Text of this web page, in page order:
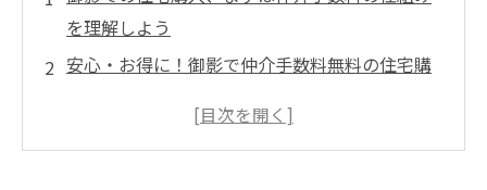
を理解しよう
安心・お得に！御影で仲介手数料無料の住宅購
御影エリアで賢く選ぶ、仲介手数料無料の注文